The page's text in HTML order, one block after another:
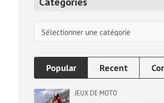
Popular Recent
JEUX DE MOTO